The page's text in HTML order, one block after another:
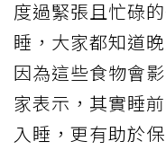
度過緊張且忙碌
睡，大家都知道
因為這些食物會
家表示，其實睡
入睡，更有助於